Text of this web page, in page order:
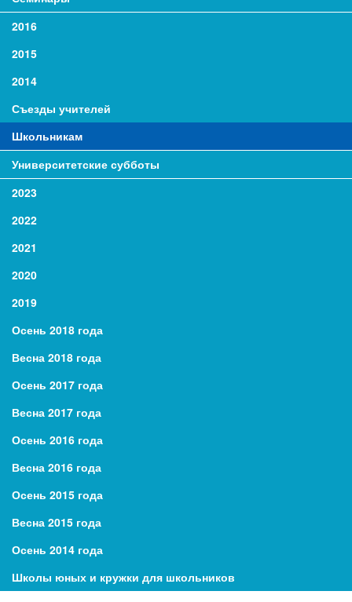
2016
2015
2014
Съезды учителей
Школьникам
Университетские субботы
2023
2022
2021
2020
2019
Осень 2018 года
Весна 2018 года
Осень 2017 года
Весна 2017 года
Осень 2016 года
Весна 2016 года
Осень 2015 года
Весна 2015 года
Осень 2014 года
Школы юных и кружки для школьников